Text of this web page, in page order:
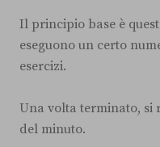
Il principio base è
eseguono un certo
esercizi.
Una volta terminato, si
del minuto.